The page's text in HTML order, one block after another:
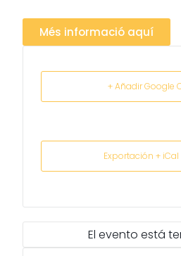
El evento está
Més informació aquí
+ Añadir Google
Exportación +